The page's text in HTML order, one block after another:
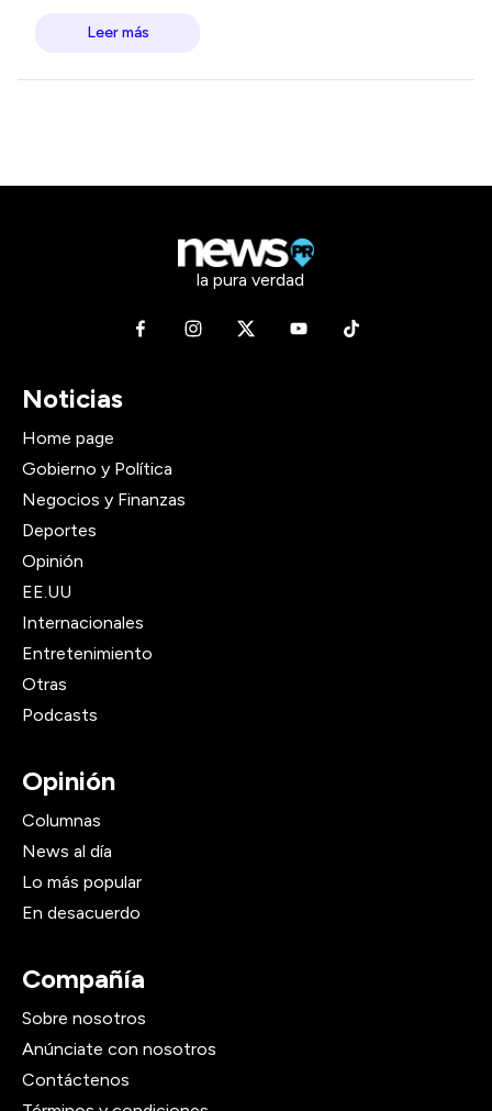
Leer más
la pura verdad
Noticias
Home page
Gobierno y Política
Negocios y Finanzas
Deportes
Opinión
EE.UU
Internacionales
Entretenimiento
Otras
Podcasts
Opinión
Columnas
News al día
Lo más popular
En desacuerdo
Compañía
Sobre nosotros
Anúnciate con nosotros
Contáctenos